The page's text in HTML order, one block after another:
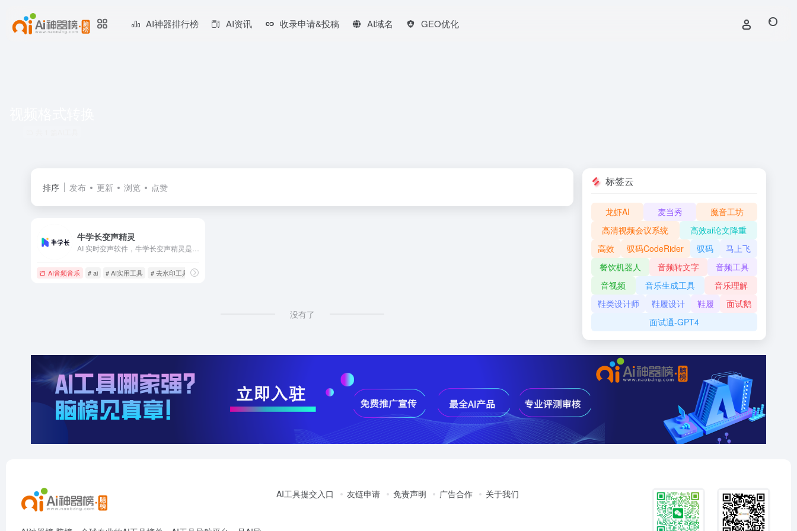
AI神器排行榜 AI资讯 收录申请&投稿 AI域名 GEO优化
排序 发布 更新 浏览 点赞
牛学长变声精灵
AI音频音乐 # ai # AI实用工具 # 去水印工具
没有了
标签云
龙虾AI 麦当秀
魔音工坊
高清视频会议系统
高效ai论文降重
高效
驭码CodeRider 驭码
马上飞
餐饮机器人
音频转文字
音频工具
音视频
音乐生成工具
音乐理解
鞋类设计师
鞋履设计 鞋履
面试鹅
面试通-GPT4
AI工具提交入口 友链申请 免责声明 广告合作 关于我们